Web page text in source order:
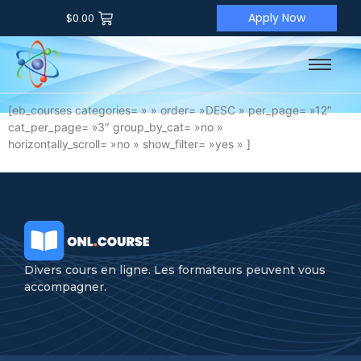
$0.00 Apply Now
[eb_courses categories= » » order= »DESC » per_page= »12″
cat_per_page= »3″ group_by_cat= »no »
horizontally_scroll= »no » show_filter= »yes » ]
Divers cours en ligne. Les formateurs peuvent vous
accompagner.